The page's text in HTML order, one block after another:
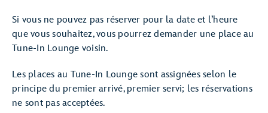
Si vous ne pouvez pas réserver pour la date et l’heure
que vous souhaitez, vous pourrez demander une place au
Tune-In Lounge voisin.
Les places au Tune-In Lounge sont assignées selon le
principe du premier arrivé, premier servi; les réservations
ne sont pas acceptées.